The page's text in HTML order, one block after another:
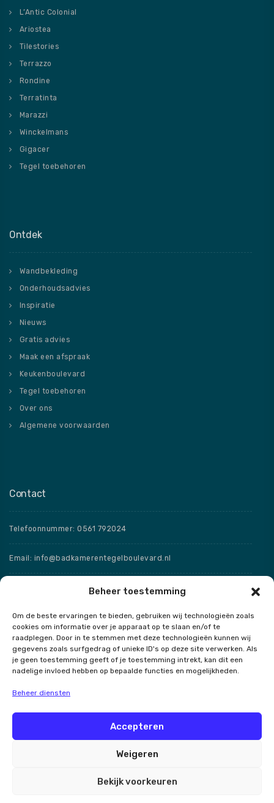
Beheer toestemming
Om de beste ervaringen te bieden, gebruiken wij technologieën zoals
cookies om informatie over je apparaat op te slaan en/of te
raadplegen. Door in te stemmen met deze technologieën kunnen wij
gegevens zoals surfgedrag of unieke ID's op deze site verwerken. Als
je geen toestemming geeft of je toestemming intrekt, kan dit een
nadelige invloed hebben op bepaalde functies en mogelijkheden.
Beheer diensten
Accepteren
Weigeren
Bekijk voorkeuren
L’Antic Colonial
Ariostea
Tilestories
Terrazzo
Rondine
Terratinta
Marazzi
Winckelmans
Gigacer
Tegel toebehoren
Ontdek
Wandbekleding
Onderhoudsadvies
Inspiratie
Nieuws
Gratis advies
Maak een afspraak
Keukenboulevard
Tegel toebehoren
Over ons
Algemene voorwaarden
Contact
Telefoonnummer: 0561 792024
Email: info@badkamerentegelboulevard.nl
Adres: Frisaxstraat 5, 8471 ZW Wolvega
Openingstijden
Speciale openingstijden
Contact
Alle rechten voorbehouden 2026.